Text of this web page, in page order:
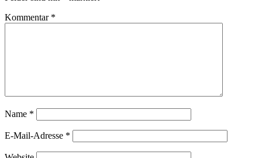
Kommentar *
Name *
E-Mail-Adresse *